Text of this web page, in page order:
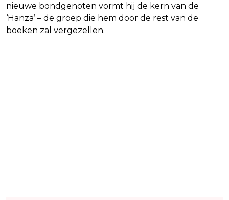
nieuwe bondgenoten vormt hij de kern van de
‘Hanza’ – de groep die hem door de rest van de
boeken zal vergezellen.